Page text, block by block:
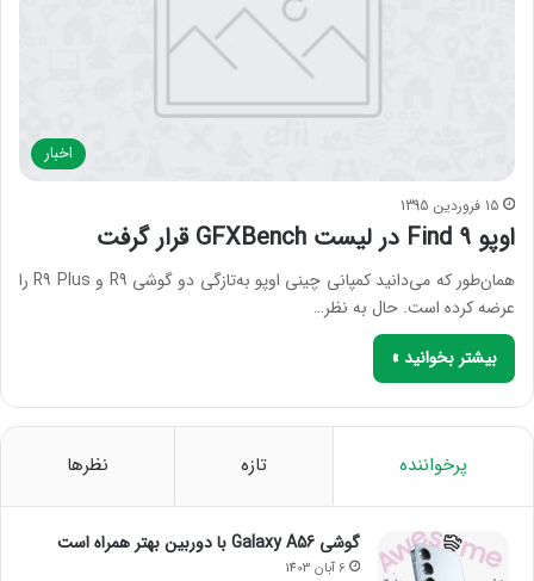
اخبار
15 فروردین 1395
اوپو Find 9 در لیست GFXBench قرار گرفت
همان‌طور که می‌دانید کمپانی چینی اوپو به‌تازگی دو گوشی R9 و R9 Plus را
عرضه کرده است. حال به نظر…
بیشتر بخوانید »
پرخواننده تازه نظرها
گوشی Galaxy A56 با دوربین بهتر همراه است
6 آبان 1403